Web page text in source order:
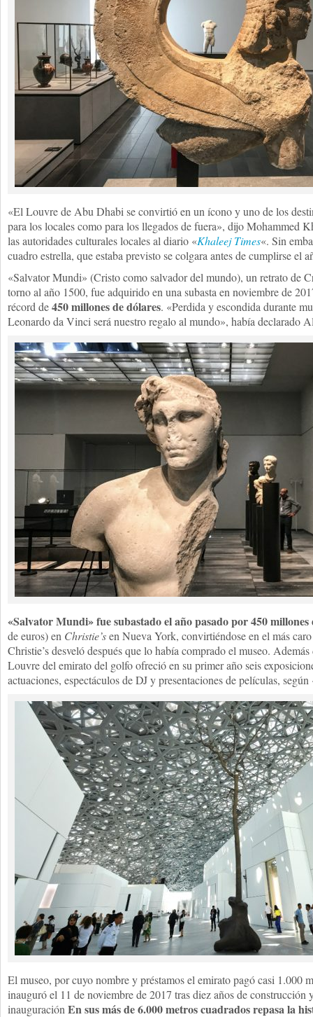
«El Louvre de Abu Dhabi se convirtió en un ícono y uno de los
para los locales como para los llegados de fuera», dijo Mohammed
las autoridades culturales locales al diario «Khaleej Times«. Sin
cuadro estrella, que estaba previsto se colgara antes de cumplirse el
«Salvator Mundi» (Cristo como salvador del mundo), un retrato de
torno al año 1500, fue adquirido en una subasta en noviembre de
récord de450 millones de dólares. «Perdida y escondida durante
Leonardo da Vinci será nuestro regalo al mundo», había declarado
«Salvator Mundi» fue subastado el año pasado por 450 millones
de euros) en Christie’sen Nueva York, convirtiéndose en el más
Christie’s desveló después que lo había comprado el museo. Además
Louvre del emirato del golfo ofreció en su primer año seis
actuaciones, espectáculos de DJ y presentaciones de películas, según
El museo, por cuyo nombre y préstamos el emirato pagó casi 1.000
inauguró el 11 de noviembre de 2017 tras diez años de construcción
inauguración En sus más de 6.000 metros cuadrados repasa la